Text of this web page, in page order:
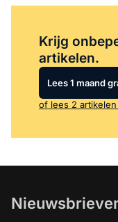
Krijg
artikelen.
Lees 1 maand
of lees 2 artikelen